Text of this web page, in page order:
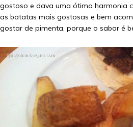
gostoso e dava uma ótima harmonia
as batatas mais gostosas e bem
gostar de pimenta, porque o sabor é